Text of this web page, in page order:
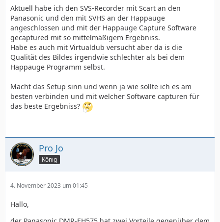
Aktuell habe ich den SVS-Recorder mit Scart an den
Panasonic und den mit SVHS an der Happauge
angeschlossen und mit der Happauge Capture Software
gecaptured mit so mittelmäßigem Ergebniss.
Habe es auch mit Virtualdub versucht aber da is die
Qualität des Bildes irgendwie schlechter als bei dem
Happauge Programm selbst.
Macht das Setup sinn und wenn ja wie sollte ich es am
besten verbinden und mit welcher Software capturen für
das beste Ergebniss?
Pro Jo
König
4. November 2023 um 01:45
Hallo,